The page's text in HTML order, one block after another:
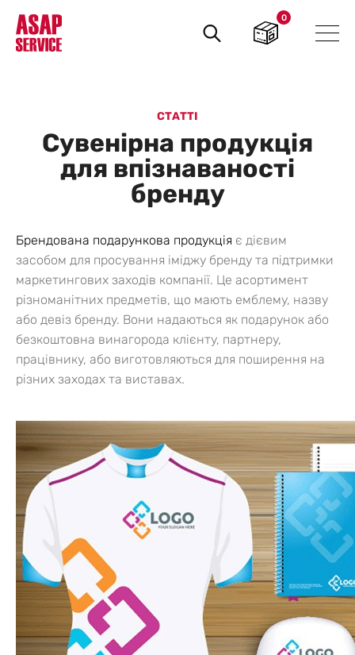
Пошук
товарів
0
СТАТТІ
Сувенірна продукція
для впізнаваності
бренду
Брендована подарункова продукція є дієвим
засобом для просування іміджу бренду та підтримки
маркетингових заходів компанії. Це асортимент
різноманітних предметів, що мають емблему, назву
або девіз бренду. Вони надаються як подарунок або
безкоштовна винагорода клієнту, партнеру,
працівнику, або виготовляються для поширення на
різних заходах та виставах.